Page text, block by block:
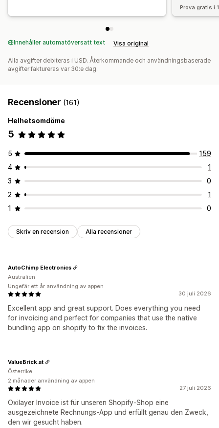
Prova gratis i
Innehåller automatöversatt text Visa original
Alla avgifter debiteras i USD. Återkommande och användningsbaserade
avgifter faktureras var 30:e dag.
Recensioner (161)
Helhetsomdöme
5
5
159
4
1
3
0
2
1
1
0
Skriv en recension Alla recensioner
30 juli 2026
Excellent app and great support. Does everything you need
for invoicing and perfect for companies that use the native
bundling app on shopify to fix the invoices.
AutoChimp Electronics
Australien
Ungefär ett år användning av appen
27 juli 2026
Oxilayer Invoice ist für unseren Shopify-Shop eine
ausgezeichnete Rechnungs-App und erfüllt genau den Zweck,
den wir gesucht haben.
ValueBrick.at
Österrike
2 månader användning av appen